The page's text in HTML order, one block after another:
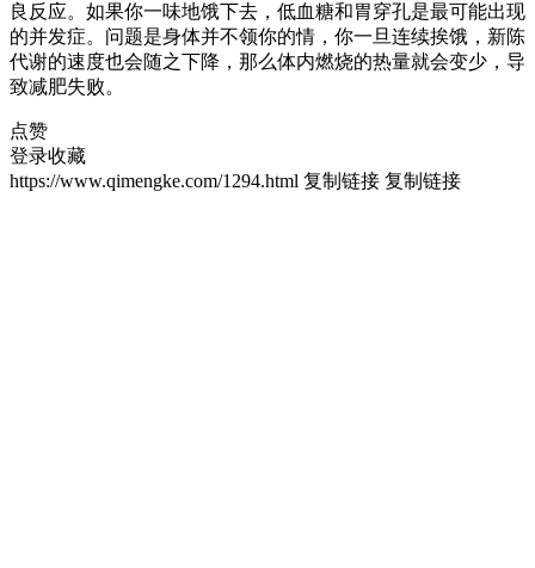
良反应。如果你一味地饿下去，低血糖和胃穿孔是最可能出现
的并发症。问题是身体并不领你的情，你一旦连续挨饿，新陈
代谢的速度也会随之下降，那么体内燃烧的热量就会变少，导
致减肥失败。
点赞
登录收藏
https://www.qimengke.com/1294.html 复制链接 复制链接